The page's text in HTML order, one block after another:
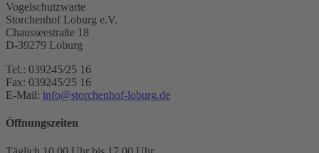
Vogelschutzwarte
Storchenhof Loburg e.V.
Chausseestraße 18
D-39279 Loburg
Tel.: 039245/25 16
Fax: 039245/25 16
E-Mail: info@storchenhof-loburg.de
Öffnungszeiten